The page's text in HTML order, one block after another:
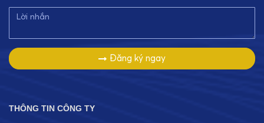
Đăng ký ngay
THÔNG TIN CÔNG TY